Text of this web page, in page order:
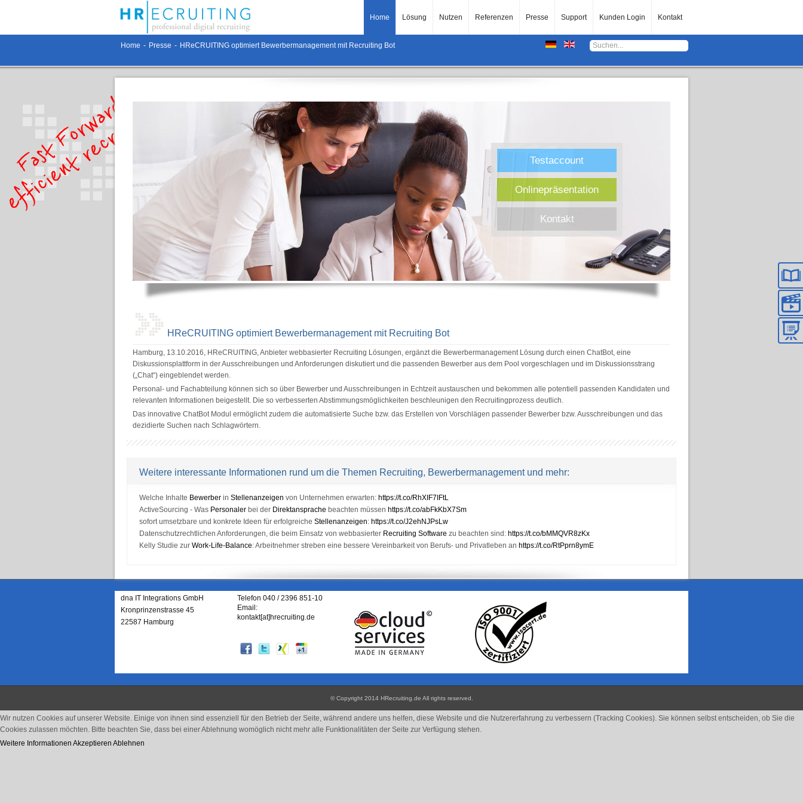
Home Lösung Nutzen Referenzen Presse Support Kunden Login Kontakt
Home - Presse - HReCRUITING optimiert Bewerbermanagement mit Recruiting Bot
Testaccount
Onlinepräsentation
Kontakt
HReCRUITING optimiert Bewerbermanagement mit Recruiting Bot
Hamburg, 13.10.2016, HReCRUITING, Anbieter webbasierter Recruiting Lösungen, ergänzt die Bewerbermanagement Lösung durch einen ChatBot, eine
Diskussionsplattform in der Ausschreibungen und Anforderungen diskutiert und die passenden Bewerber aus dem Pool vorgeschlagen und im Diskussionsstrang
(„Chat“) eingeblendet werden.
Personal- und Fachabteilung können sich so über Bewerber und Ausschreibungen in Echtzeit austauschen und bekommen alle potentiell passenden Kandidaten und
relevanten Informationen beigestellt. Die so verbesserten Abstimmungsmöglichkeiten beschleunigen den Recruitingprozess deutlich.
Das innovative ChatBot Modul ermöglicht zudem die automatisierte Suche bzw. das Erstellen von Vorschlägen passender Bewerber bzw. Ausschreibungen und das
dezidierte Suchen nach Schlagwörtern.
Weitere interessante Informationen rund um die Themen Recruiting, Bewerbermanagement und mehr:
Welche Inhalte Bewerber in Stellenanzeigen von Unternehmen erwarten: https://t.co/RhXIF7IFtL
ActiveSourcing - Was Personaler bei der Direktansprache beachten müssen https://t.co/abFkKbX7Sm
sofort umsetzbare und konkrete Ideen für erfolgreiche Stellenanzeigen: https://t.co/J2ehNJPsLw
Datenschutzrechtlichen Anforderungen, die beim Einsatz von webbasierter Recruiting Software zu beachten sind: https://t.co/bMMQVR8zKx
Kelly Studie zur Work-Life-Balance: Arbeitnehmer streben eine bessere Vereinbarkeit von Berufs- und Privatleben an https://t.co/RtPprn8ymE
dna IT Integrations GmbH
Kronprinzenstrasse 45
22587 Hamburg
Telefon 040 / 2396 851-10
Email:
kontakt[at]hrecruiting.de
© Copyright 2014 HRecruiting.de All rights reserved .
Wir nutzen Cookies auf unserer Website. Einige von ihnen sind essenziell für den Betrieb der Seite, während andere uns helfen, diese Website und die Nutzererfahrung zu verbessern (Tracking Cookies). Sie können selbst entscheiden, ob Sie die
Cookies zulassen möchten. Bitte beachten Sie, dass bei einer Ablehnung womöglich nicht mehr alle Funktionalitäten der Seite zur Verfügung stehen.
Weitere Informationen Akzeptieren Ablehnen